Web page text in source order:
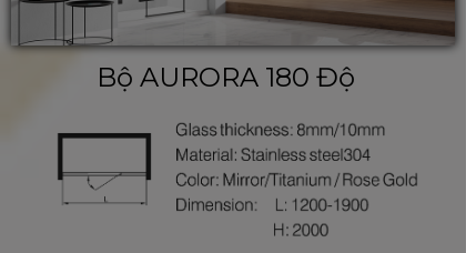
Bộ AURORA 180 Độ